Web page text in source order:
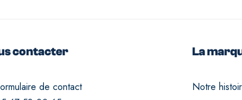
contacter
de contact
La
Notre